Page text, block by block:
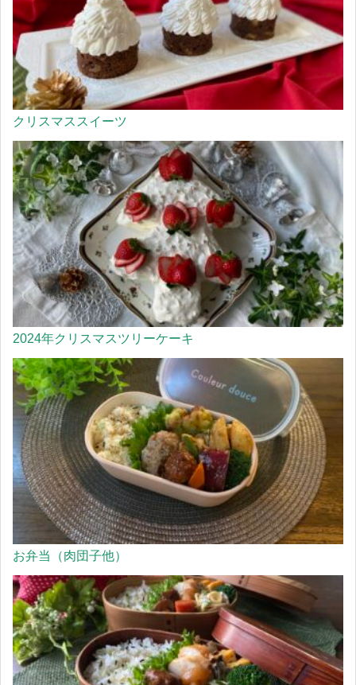
クリスマススイーツ
2024年クリスマスツリーケーキ
お弁当（肉団子他）